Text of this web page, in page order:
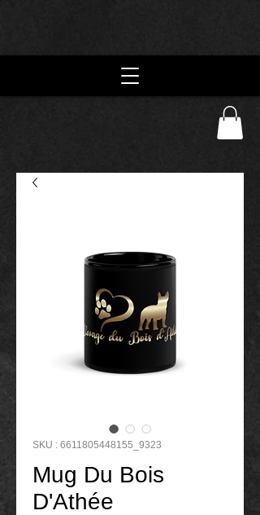
SKU : 6611805448155_9323
Mug Du Bois
D'Athée